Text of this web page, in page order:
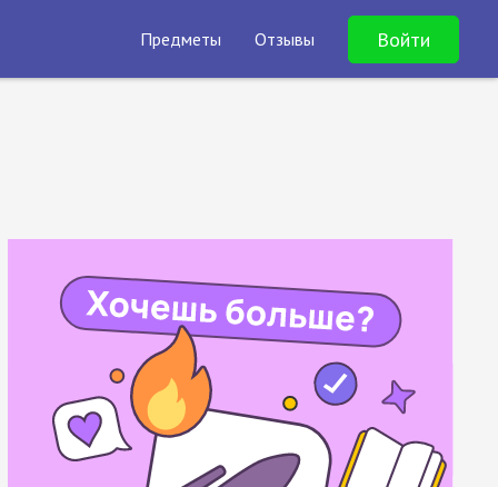
Предметы Отзывы Войти